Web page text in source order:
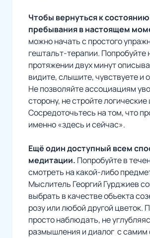
Чтобы вернуться к состоянию
пребывания в настоящем
можно начать с простого
гештальт-терапии. Попробуйте
протяжении двух минут
видите, слышите, чувствуете и
Не позволяйте ассоциациям
сторону, не стройте логические
Сосредоточьтесь на том, что
именно «здесь и сейчас».
Ещё один доступный всем
медитации. Попробуйте в
смотреть на какой-либо
Мыслитель Георгий Гурджиев
выбрать в качестве объекта
розу или любой другой цветок.
просто наблюдать, не
размышления и диалог с самим